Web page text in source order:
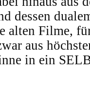
dessen
alten Filme,
aus
in ein